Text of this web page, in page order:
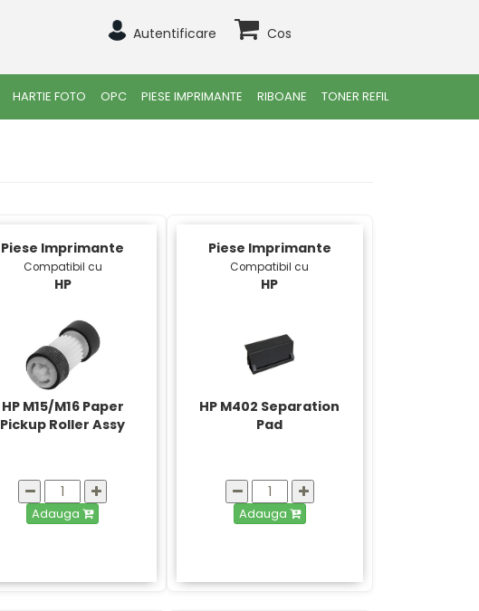
Autentificare Cos
HARTIE FOTO OPC PIESE IMPRIMANTE RIBOANE TONER REFIL
Piese Imprimante
Compatibil cu
HP
HP M15/M16 Paper
Pickup Roller Assy
Adauga
Piese Imprimante
Compatibil cu
HP
HP M402 Separation
Pad
Adauga